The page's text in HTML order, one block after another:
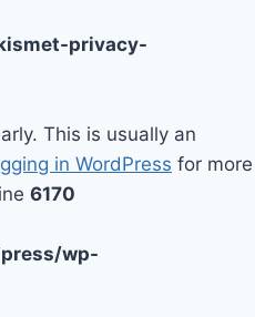
privacy-
This is usually an
in WordPress for more
6170
wp-